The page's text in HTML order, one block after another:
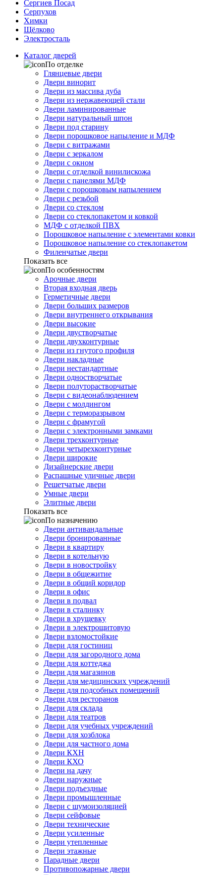
Сергиев Посад
Серпухов
Химки
Щёлково
Электросталь
Каталог дверей
По отделке
Глянцевые двери
Двери винорит
Двери из массива дуба
Двери из нержавеющей стали
Двери ламинированные
Двери натуральный шпон
Двери под старину
Двери порошковое напыление и МДФ
Двери с витражами
Двери с зеркалом
Двери с окном
Двери с отделкой винилискожа
Двери с панелями МДФ
Двери с порошковым напылением
Двери с резьбой
Двери со стеклом
Двери со стеклопакетом и ковкой
МДФ с отделкой ПВХ
Порошковое напыление с элементами ковки
Порошковое напыление со стеклопакетом
Филенчатые двери
Показать все
По особенностям
Арочные двери
Вторая входная дверь
Герметичные двери
Двери больших размеров
Двери внутреннего открывания
Двери высокие
Двери двустворчатые
Двери двухконтурные
Двери из гнутого профиля
Двери накладные
Двери нестандартные
Двери одностворчатые
Двери полуторастворчатые
Двери с видеонаблюдением
Двери с молдингом
Двери с терморазрывом
Двери с фрамугой
Двери с электронными замками
Двери трехконтурные
Двери четырехконтурные
Двери широкие
Дизайнерские двери
Распашные уличные двери
Решетчатые двери
Умные двери
Элитные двери
Показать все
По назначению
Двери антивандальные
Двери бронированные
Двери в квартиру
Двери в котельную
Двери в новостройку
Двери в общежитие
Двери в общий коридор
Двери в офис
Двери в подвал
Двери в сталинку
Двери в хрущевку
Двери в электрощитовую
Двери взломостойкие
Двери для гостиниц
Двери для загородного дома
Двери для коттеджа
Двери для магазинов
Двери для медицинских учреждений
Двери для подсобных помещений
Двери для ресторанов
Двери для склада
Двери для театров
Двери для учебных учреждений
Двери для хозблока
Двери для частного дома
Двери КХН
Двери КХО
Двери на дачу
Двери наружные
Двери подъездные
Двери промышленные
Двери с шумоизоляцией
Двери сейфовые
Двери технические
Двери усиленные
Двери утепленные
Двери этажные
Парадные двери
Противопожарные двери